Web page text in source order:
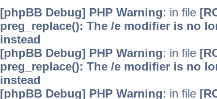
[phpBB Debug] PHP Warning: in file
preg_replace(): The /e modifier is no
instead
[phpBB Debug] PHP Warning: in file
preg_replace(): The /e modifier is no
instead
[phpBB Debug] PHP Warning: in file